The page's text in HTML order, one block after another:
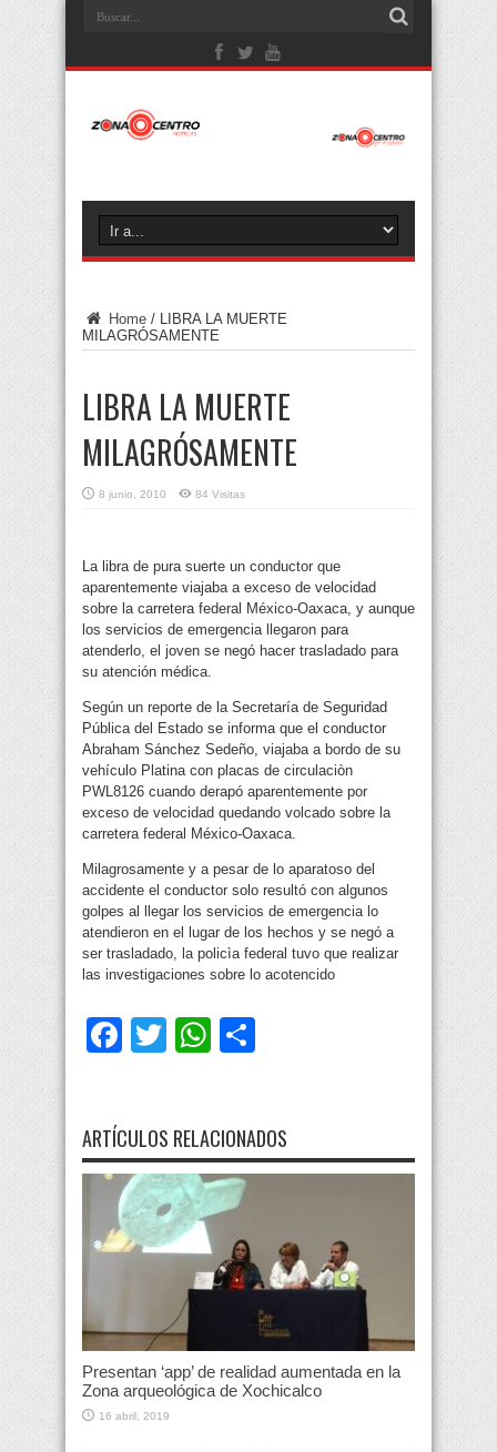
Home / LIBRA LA MUERTE
MILAGRÓSAMENTE
LIBRA LA MUERTE
MILAGRÓSAMENTE
8 junio, 2010 84 Visitas
La libra de pura suerte un conductor que
aparentemente viajaba a exceso de velocidad
sobre la carretera federal México-Oaxaca, y aunque
los servicios de emergencia llegaron para
atenderlo, el joven se negó hacer trasladado para
su atención médica.
Según un reporte de la Secretaría de Seguridad
Pública del Estado se informa que el conductor
Abraham Sánchez Sedeño, viajaba a bordo de su
vehículo Platina con placas de circulaciòn
PWL8126 cuando derapó aparentemente por
exceso de velocidad quedando volcado sobre la
carretera federal México-Oaxaca.
Milagrosamente y a pesar de lo aparatoso del
accidente el conductor solo resultó con algunos
golpes al llegar los servicios de emergencia lo
atendieron en el lugar de los hechos y se negó a
ser trasladado, la policìa federal tuvo que realizar
las investigaciones sobre lo acotencido
Facebook
TwitterWhatsApp
ARTÍCULOS RELACIONADOS
Presentan ‘app’ de realidad aumentada en la
Zona arqueológica de Xochicalco
16 abril, 2019